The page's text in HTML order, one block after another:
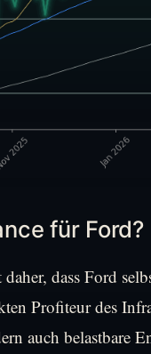
für Ford?
dass Ford
Profiteur des
auch belastbare